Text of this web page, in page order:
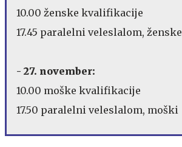
10.00 ženske kvalifikacije
17.45 paralelni veleslalom, ženske
- 27. november:
10.00 moške kvalifikacije
17.50 paralelni veleslalom, moški